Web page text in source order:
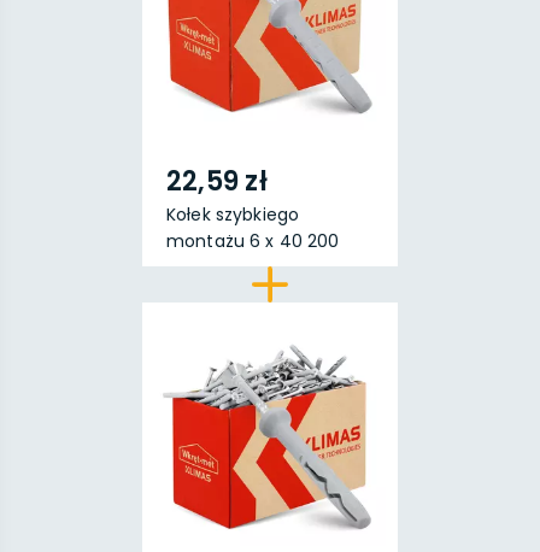
22,59 zł
Kołek szybkiego
montażu 6 x 40 200
sztuk